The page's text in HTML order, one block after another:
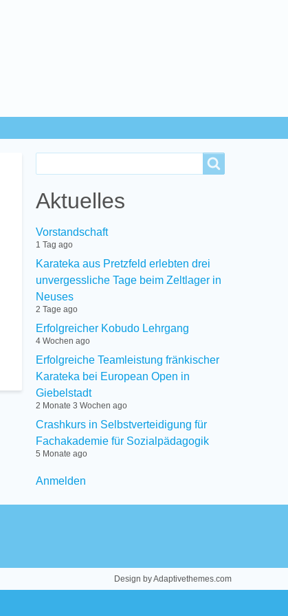
Aktuelles
Vorstandschaft
1 Tag ago
Karateka aus Pretzfeld erlebten drei
unvergessliche Tage beim Zeltlager in
Neuses
2 Tage ago
Erfolgreicher Kobudo Lehrgang
4 Wochen ago
Erfolgreiche Teamleistung fränkischer
Karateka bei European Open in
Giebelstadt
2 Monate 3 Wochen ago
Crashkurs in Selbstverteidigung für
Fachakademie für Sozialpädagogik
5 Monate ago
User
menu
Anmelden
Design by Adaptivethemes.com